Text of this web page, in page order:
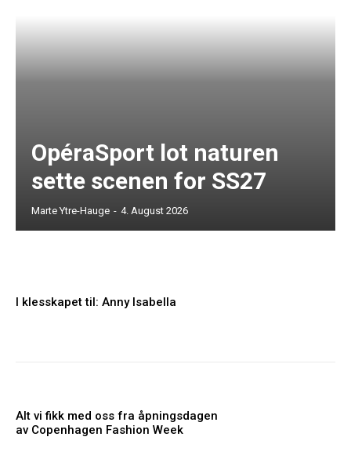
OpéraSport lot naturen
sette scenen for SS27
Marte Ytre-Hauge - 4. August 2026
I klesskapet til: Anny Isabella
Alt vi fikk med oss fra åpningsdagen
av Copenhagen Fashion Week